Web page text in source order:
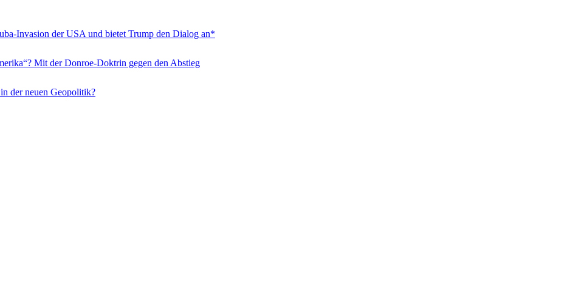
Invasion der USA und bietet Trump den Dialog an*
Mit der Donroe-Doktrin gegen den Abstieg
der neuen Geopolitik?